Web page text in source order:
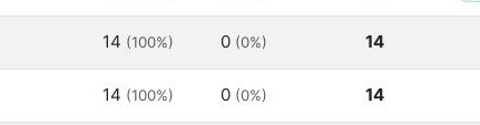
14 (100%) 0 (0%) 14
14 (100%) 0 (0%) 14